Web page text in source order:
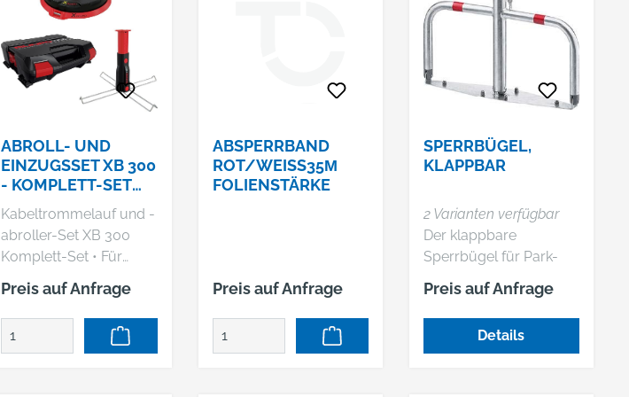
Oberfläche: verzinkt •
Füllvolumen: 1 x 120 l •
Geeignet für Müllbeutel
mit Tragegriff
Pinseltechnik e.K.,
Simonshöfchen 57,
42327 Wuppertal, DE,
+49202273260, info@n-
p-b.de
ABROLL- UND
EINZUGSSET XB 300
- KOMPLETT-SET
RUNPOTEC
Kabeltrommelauf und -
abroller-Set XB 300
Komplett-Set • Für
Kabeltrommeln, kein
Kabelgewirr •
Störungsfreies und
Preis auf Anfrage
ABSPERRBAND
ROT/WEISS35Μ
FOLIENSTÄRKE
Preis auf Anfrage
SPERRBÜGEL,
KLAPPBAR
2 Varianten verfügbar
Der klappbare
Sperrbügel für Park-
eine Bodenplatte zum
Aufdübeln. • Material:
Stahl, feuerverzinkt, mit
Preis auf Anfrage
Details